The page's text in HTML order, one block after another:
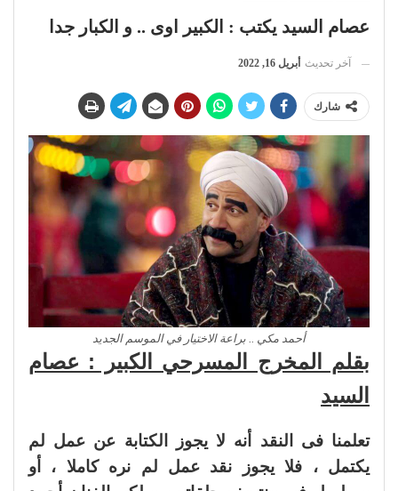
عصام السيد يكتب : الكبير اوى .. و الكبار جدا
آخر تحديث أبريل 16, 2022
شارك
أحمد مكي .. براعة الاختيار في الموسم الجديد
بقلم المخرج المسرحي الكبير : عصام
السيد
تعلمنا فى النقد أنه لا يجوز الكتابة عن عمل لم
يكتمل ، فلا يجوز نقد عمل لم نره كاملا ، أو